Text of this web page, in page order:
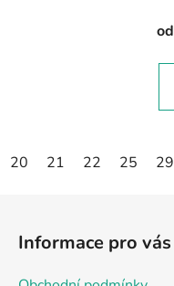
od
20 21 22 25 29
Informace pro vás